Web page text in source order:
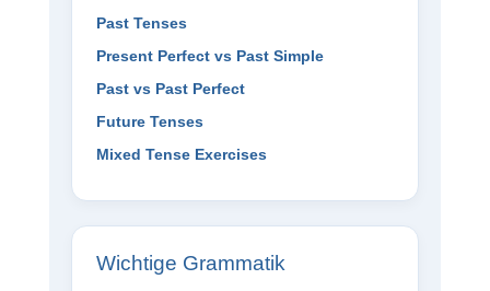
Past Tenses
Present Perfect vs Past Simple
Past vs Past Perfect
Future Tenses
Mixed Tense Exercises
Wichtige Grammatik